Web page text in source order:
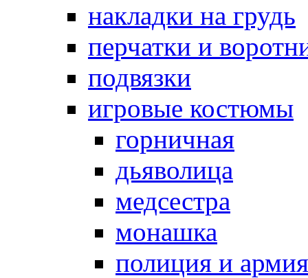
накладки на грудь
перчатки и
подвязки
игровые костюмы
горничная
дьяволица
медсестра
монашка
полиция и армия